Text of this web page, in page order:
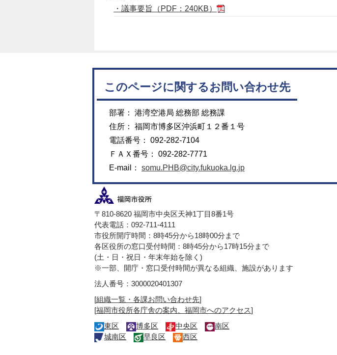
・議事要旨（PDF：240KB）
このページに関するお問い合わせ先
部署： 港湾空港局 総務部 総務課
住所： 福岡市博多区沖浜町１２番１号
電話番号： 092-282-7104
ＦＡＸ番号： 092-282-7771
E-mail： somu.PHB@city.fukuoka.lg.jp
〒810-8620 福岡市中央区天神1丁目8番1号
代表電話：092-711-4111
市役所開庁時間：8時45分から18時00分まで
各区役所の窓口受付時間：8時45分から17時15分まで
(土・日・祝日・年末年始を除く)
※一部、開庁・窓口受付時間が異なる組織、施設があります
法人番号：3000020401307
[組織一覧・各課お問い合わせ先]
[福岡市役所各庁舎の案内、福岡市へのアクセス]
東区
博多区 中央区
南区
城南区
早良区 西区